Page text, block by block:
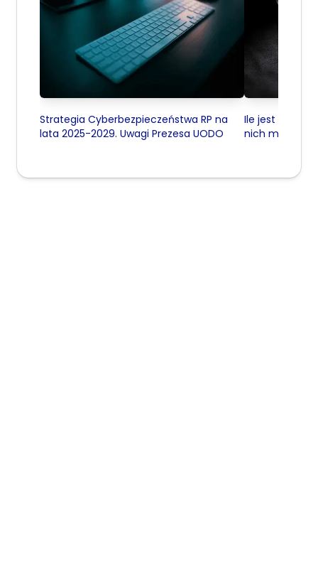
Strategia Cyberbezpieczeństwa RP na
lata 2025-2029. Uwagi Prezesa UODO
Ile jest data
nich ma